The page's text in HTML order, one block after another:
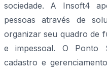
sociedade. A Insoft4
pessoas através de
organizar seu quadro de
e impessoal. O Ponto
cadastro e